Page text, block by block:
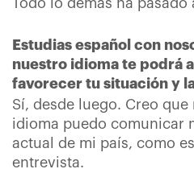
Todo lo demás ha
Estudias español con
nuestro idioma te podrá
favorecer tu situación y
Sí, desde luego. Creo que
idioma puedo comunicar
actual de mi país, como
entrevista.